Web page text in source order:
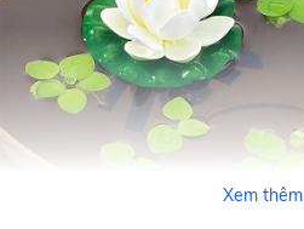
Xem thêm